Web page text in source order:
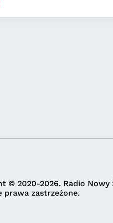
© 2020-2026. Radio Nowy
prawa zastrzeżone.